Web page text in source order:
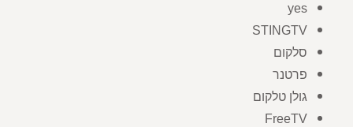
yes
STINGTV
סלקום
פרטנר
גולן טלקום
FreeTV